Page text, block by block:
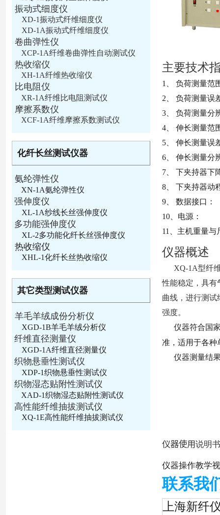
主要技术
1、 负荷测量范
2、 负荷测量
3、 负荷测量分
4、 伸长测量范
5、 伸长测量误
6、 伸长测量分
7、 下夹持器下
8、 下夹持器动
9、 数据接口
10、电源：
11、主机重量与
仪器概述
XQ-1A型纤
性能稳定，具有
曲线，进行测试
强度。
仪器符合国
准，适用于各种
仪器测量结
振动式细度仪
XD-1振动式纤维细度仪
XD-1A振动式纤维细度仪
卷曲弹性仪
XCP-1A纤维卷曲弹性自动测试仪
热收缩仪
XH-1A纤维热收缩仪
比电阻仪
XR-1A纤维比电阻测试仪
摩擦系数仪
XCF-1A纤维摩擦系数测试仪
化纤长丝测试仪器
氨纶弹性仪
XN-1A氨纶弹性仪
强伸度仪
XL-1A纱线长丝强伸度仪
多功能强伸度仪
XL-2多功能化纤长丝强伸度仪
热收缩仪
XHL-1化纤长丝热收缩仪
其它类型测试仪器
羊毛羊绒成份分析仪
XGD-1B羊毛羊绒分析仪
纤维直径测量仪
XGD-1A纤维直径测量仪
织物悬垂性测试仪
XDP-1织物悬垂性测试仪
织物湿态贴附性测试仪
XAD-1织物湿态贴附性测试仪
高性能纤维抽拔测试仪
XQ-1E高性能纤维抽拔测试仪
仪器使用说明
仪器操作教学
联系我
上海新纤